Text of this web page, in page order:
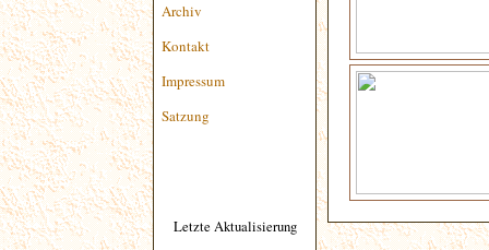
Archiv
Kontakt
Impressum
Satzung
Letzte Aktualisierung